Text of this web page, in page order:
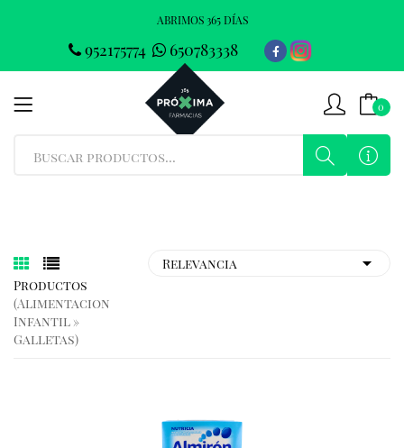
ABRIMOS 365 DÍAS
952175774 650783338
0
Productos
(alimentacion
Infantil »
Galletas)